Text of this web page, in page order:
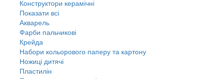
Конструктори керамічні
Показати всі
Акварель
Фарби пальчикові
Крейда
Набори кольорового паперу та картону
Ножиці дитячі
Пластилін